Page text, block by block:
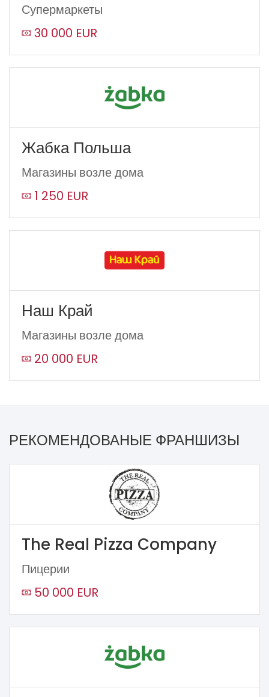
Супермаркеты
30 000 EUR
Жабка Польша
Магазины возле дома
1 250 EUR
Наш Край
Магазины возле дома
20 000 EUR
РЕКОМЕНДОВАНЫЕ ФРАНШИЗЫ
The Real Pizza Company
Пицерии
50 000 EUR